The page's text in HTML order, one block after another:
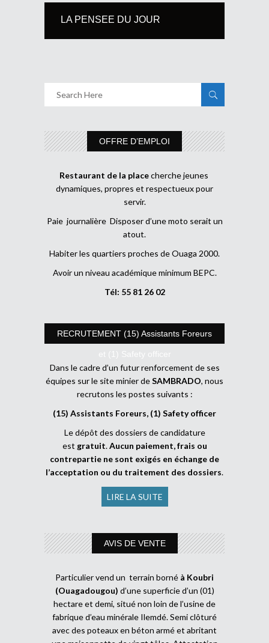
LA PENSEE DU JOUR
OFFRE D’EMPLOI
Restaurant de la placecherche jeunes
dynamiques, propres et respectueux pour
servir.
Paie journalière Disposer d’une moto serait un
atout.
Habiter les quartiers proches de Ouaga 2000.
Avoir un niveau académique minimum BEPC.
Tél: 55 81 26 02
RECRUTEMENT (15) Assistants Foreurs
et (1) Safety officer
Dans le cadre d’un futur renforcement de ses
équipes sur le site minier deSAMBRADO, nous
recrutons les postes suivants :
(15) Assistants Foreurs, (1) Safety officer
Le dépôt des dossiers de candidature
est gratuit.Aucun paiement, frais ou
contrepartie ne sont exigés en échange de
l’acceptation ou du traitement des dossiers.
LIRE LA SUITE
AVIS DE VENTE
Particulier vend un terrain borné à Koubri
(Ouagadougou) d’une superficie d’un (01)
hectare et demi, situé non loin de l’usine de
fabrique d’eau minérale Ilemdé. Semi clôturé
avec des poteaux en béton armé et abritant